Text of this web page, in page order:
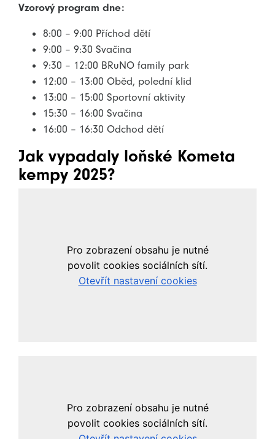
Vzorový program dne:
8:00 – 9:00 Příchod dětí
9:00 – 9:30 Svačina
9:30 – 12:00 BRuNO family park
12:00 – 13:00 Oběd, polední klid
13:00 – 15:00 Sportovní aktivity
15:30 – 16:00 Svačina
16:00 – 16:30 Odchod dětí
Jak vypadaly loňské Kometa
kempy 2025?